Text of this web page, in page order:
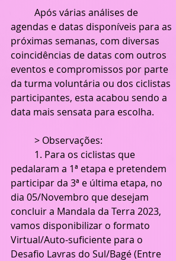
agendas e datas disponíveis para as
próximas semanas, com diversas
coincidências de datas com outros
eventos e compromissos por parte
da turma voluntária ou dos ciclistas
participantes, esta acabou sendo a
data mais sensata para escolha.
	> Observações:
pedalaram a 1ª etapa e pretendem
participar da 3ª e última etapa, no
dia 05/Novembro que desejam
concluir a Mandala da Terra 2023,
vamos disponibilizar o formato
Virtual/Auto-suficiente para o
Desafio Lavras do Sul/Bagé (Entre